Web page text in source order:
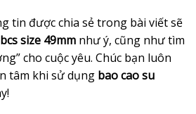
tin được chia sẻ trong bài viết sẽ
bcs size 49mm như ý, cũng như tìm
cho cuộc yêu. Chúc bạn luôn
tâm khi sử dụng bao cao su